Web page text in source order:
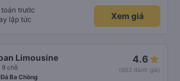
trước
lập tức
Xem giá
Limousine
9 chỗ
4.6
(653 đánh giá)
Ba Chồng